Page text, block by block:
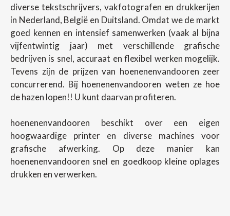
diverse tekstschrijvers, vakfotografen en drukkerijen
in Nederland, België en Duitsland. Omdat we de markt
goed kennen en intensief samenwerken (vaak al bijna
vijfentwintig jaar) met verschillende grafische
bedrijven is snel, accuraat en flexibel werken mogelijk.
Tevens zijn de prijzen van hoenenenvandooren zeer
concurrerend. Bij hoenenenvandooren weten ze hoe
de hazen lopen!! U kunt daarvan profiteren.
hoenenenvandooren beschikt over een eigen
hoogwaardige printer en diverse machines voor
grafische afwerking. Op deze manier kan
hoenenenvandooren snel en goedkoop kleine oplages
drukken en verwerken.